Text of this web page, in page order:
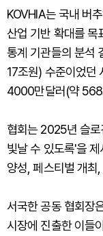
KOVHIA는 국내 버
산업 기반 확대를 목
통계 기관들의 분석
17조원) 수준이었던
4000만달러(약 568
협회는 2025년 슬로
빛날 수 있도록'을
양성, 페스티벌 개최
서국한 공동 협회장
시장에 진출한 이들